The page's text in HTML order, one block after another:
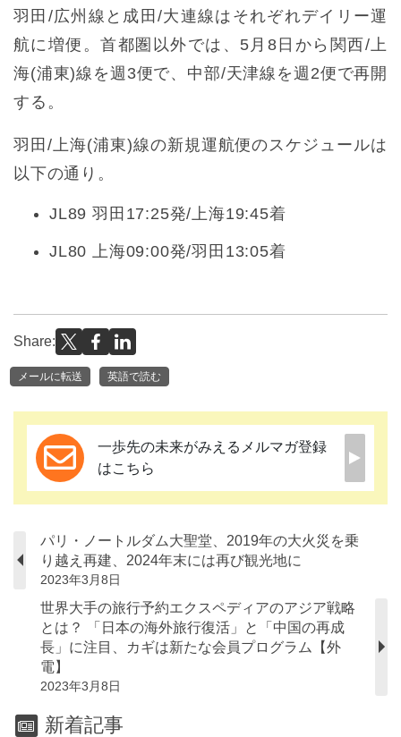
羽田/広州線と成田/大連線はそれぞれデイリー運
航に増便。首都圏以外では、5月8日から関西/上
海(浦東)線を週3便で、中部/天津線を週2便で再開
する。
羽田/上海(浦東)線の新規運航便のスケジュールは
以下の通り。
JL89 羽田17:25発/上海19:45着
JL80 上海09:00発/羽田13:05着
Share:
メールに転送 英語で読む
一歩先の未来がみえるメルマガ登録
はこちら
パリ・ノートルダム大聖堂、2019年の大火災を乗
り越え再建、2024年末には再び観光地に
2023年3月8日
世界大手の旅行予約エクスペディアのアジア戦略
とは？ 「日本の海外旅行復活」と「中国の再成
長」に注目、カギは新たな会員プログラム【外
電】
2023年3月8日
新着記事